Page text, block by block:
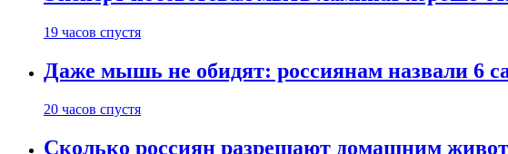
19 часов спустя
Даже мышь не обидят: россиянам назвали 6
20 часов спустя
Сколько россиян разрешают домашним